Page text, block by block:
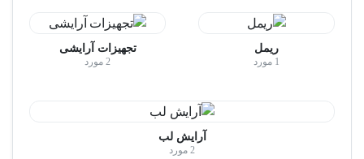
ریمل
1 مورد
تجهیزات آرایشی
2 مورد
آرایش لب
2 مورد